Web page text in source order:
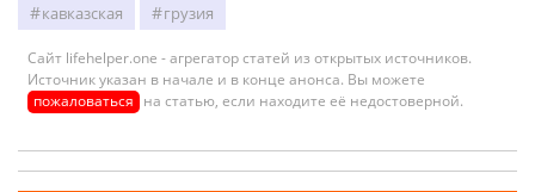
кавказская
грузия
Сайт lifehelper.one - агрегатор статей из открытых источников.
Источник указан в начале и в конце анонса. Вы можете
пожаловаться на статью, если находите её недостоверной.